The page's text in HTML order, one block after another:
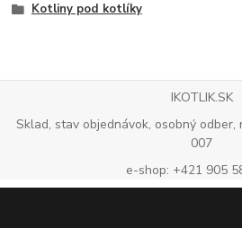
Kotliny pod kotlíky
IKOTLIK.SK
Sklad, stav objednávok, osobný
007
e-shop: +421 905